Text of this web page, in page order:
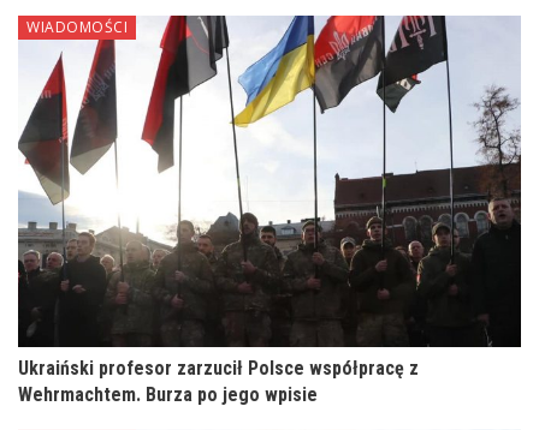
WIADOMOŚCI
Ukraiński profesor zarzucił Polsce współpracę z
Wehrmachtem. Burza po jego wpisie